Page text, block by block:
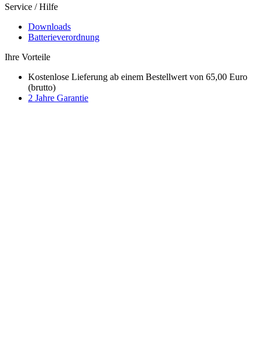
Service / Hilfe
Downloads
Batterieverordnung
Ihre Vorteile
Kostenlose Lieferung ab einem Bestellwert von 65,00 Euro
(brutto)
2 Jahre Garantie